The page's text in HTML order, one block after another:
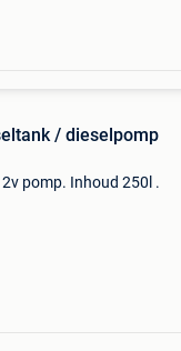
/ dieselpomp
pomp. Inhoud 250l .